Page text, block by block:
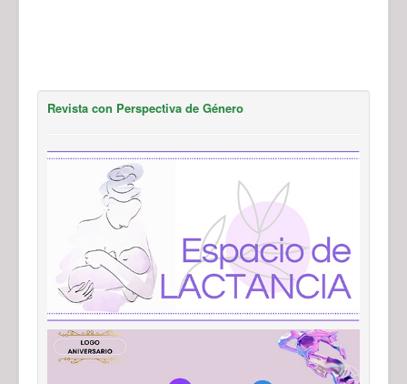
Revista con Perspectiva de Género